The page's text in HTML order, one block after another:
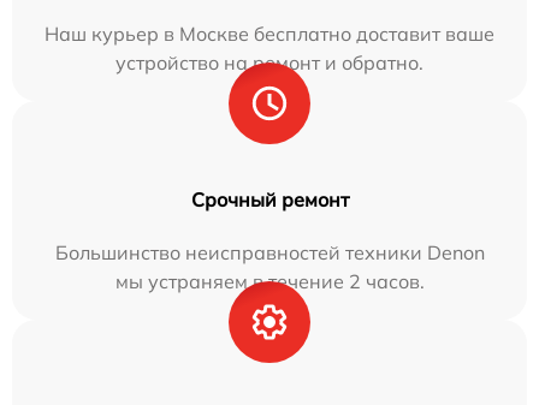
Наш курьер в Москве бесплатно доставит ваше
устройство на ремонт и обратно.
Срочный ремонт
Большинство неисправностей техники Denon
мы устраняем в течение 2 часов.